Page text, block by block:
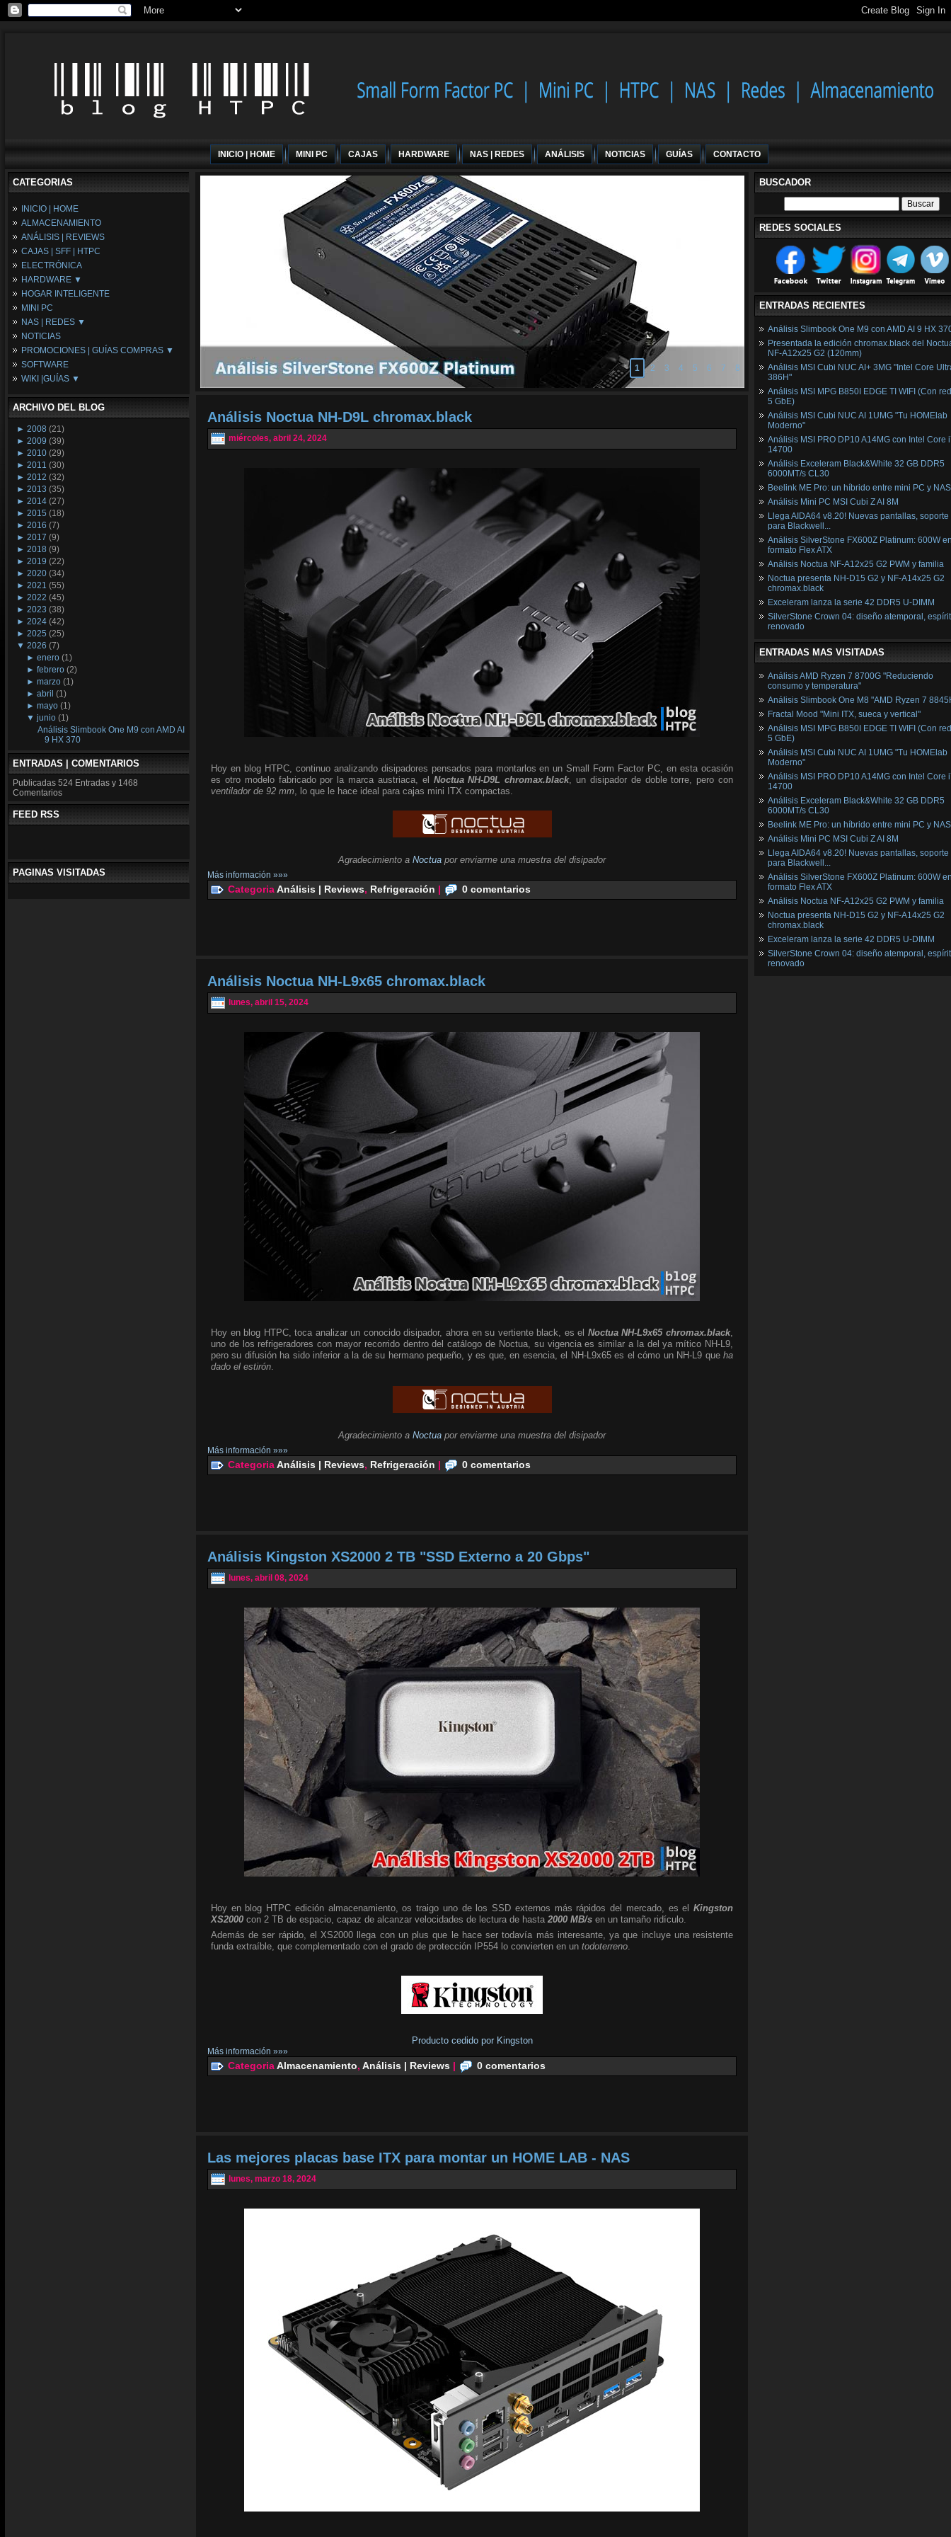
INICIO | HOME MINI PC CAJAS HARDWARE NAS | REDES ANÁLISIS NOTICIAS GUÍAS CONTACTO
CATEGORIAS
INICIO | HOME
ALMACENAMIENTO
ANÁLISIS | REVIEWS
CAJAS | SFF | HTPC
ELECTRÓNICA
HARDWARE ▼
Fuentes de Alimentación
Memória RAM
Placas Base
Procesadores
Periféricos
Refrigeración
Tarjetas Gráficas
HOGAR INTELIGENTE
MINI PC
NAS | REDES ▼
NAS
Espacio Synology
Redes
NOTICIAS
PROMOCIONES | GUÍAS COMPRAS ▼
Configuraciones Ordenadores
Guías de Compras
SOFTWARE
WIKI |GUÍAS ▼
Wikipedia
ARCHIVO DEL BLOG
► 2008 (21)
► 2009 (39)
► 2010 (29)
► 2011 (30)
► 2012 (32)
► 2013 (35)
► 2014 (27)
► 2015 (18)
► 2016 (7)
► 2017 (9)
► 2018 (9)
► 2019 (22)
► 2020 (34)
► 2021 (55)
► 2022 (45)
► 2023 (38)
► 2024 (42)
► 2025 (25)
▼ 2026 (7)
►enero (1)
►febrero (2)
►marzo (1)
►abril (1)
►mayo (1)
▼junio (1)
Análisis Slimbook One M9 con AMD AI
9 HX 370
ENTRADAS | COMENTARIOS
Publicadas 524 Entradas y 1468
Comentarios
FEED RSS
PAGINAS VISITADAS
1 2 3 4 5 6 7 8
Análisis Noctua NH-D9L chromax.black
miércoles, abril 24, 2024
Hoy en blog HTPC, continuo analizando disipadores pensados para montarlos en un Small Form Factor PC, en esta ocasión
es otro modelo fabricado por la marca austriaca, el Noctua NH-D9L chromax.black, un disipador de doble torre, pero con
ventilador de 92 mm , lo que le hace ideal para cajas mini ITX compactas.
Agradecimiento a Noctua por enviarme una muestra del disipador
Más información »»»
CategoriaAnálisis | Reviews, Refrigeración | 0 comentarios
Análisis Noctua NH-L9x65 chromax.black
lunes, abril 15, 2024
Hoy en blog HTPC, toca analizar un conocido disipador, ahora en su vertiente black, es el Noctua NH-L9x65 chromax.black,
uno de los refrigeradores con mayor recorrido dentro del catálogo de Noctua, su vigencia es similar a la del ya mítico NH-L9,
pero su difusión ha sido inferior a la de su hermano pequeño, y es que, en esencia, el NH-L9x65 es el cómo un NH-L9 que ha
dado el estirón
Agradecimiento a Noctua por enviarme una muestra del disipador
Más información »»»
CategoriaAnálisis | Reviews, Refrigeración | 0 comentarios
Análisis Kingston XS2000 2 TB "SSD Externo a 20 Gbps"
lunes, abril 08, 2024
Hoy en blog HTPC edición almacenamiento, os traigo uno de los SSD externos más rápidos del mercado, es el Kingston
XS2000 con 2 TB de espacio, capaz de alcanzar velocidades de lectura de hasta 2000 MB/s en un tamaño ridículo.
Además de ser rápido, el XS2000 llega con un plus que le hace ser todavía más interesante, ya que incluye una resistente
funda extraíble, que complementado con el grado de protección IP554 lo convierten en un todoterreno.
Producto cedido por Kingston
Más información »»»
CategoriaAlmacenamiento, Análisis | Reviews | 0 comentarios
Las mejores placas base ITX para montar un HOME LAB - NAS
lunes, marzo 18, 2024
BUSCADOR
REDES SOCIALES
ENTRADAS RECIENTES
Análisis Slimbook One M9 con AMD AI 9 HX
Presentada la edición chromax.black del
NF‑A12x25 G2 (120mm)
Análisis MSI Cubi NUC AI+ 3MG "Intel Core
386H"
Análisis MSI MPG B850I EDGE TI WIFI (Con
5 GbE)
Análisis MSI Cubi NUC AI 1UMG "Tu HOMElab
Moderno"
Análisis MSI PRO DP10 A14MG con Intel Core
14700
Análisis Exceleram Black&White 32 GB DDR5
6000MT/s CL30
Beelink ME Pro: un híbrido entre mini PC y NAS
Análisis Mini PC MSI Cubi Z AI 8M
Llega AIDA64 v8.20! Nuevas pantallas, soporte
para Blackwell...
Análisis SilverStone FX600Z Platinum: 600W
formato Flex ATX
Análisis Noctua NF-A12x25 G2 PWM y familia
Noctua presenta NH-D15 G2 y NF-A14x25 G2
chromax.black
Exceleram lanza la serie 42 DDR5 U-DIMM
SilverStone Crown 04: diseño atemporal,
renovado
ENTRADAS MAS VISITADAS
Análisis AMD Ryzen 7 8700G "Reduciendo
consumo y temperatura"
Análisis Slimbook One M8 "AMD Ryzen 7
Fractal Mood "Mini ITX, sueca y vertical"
Análisis MSI MPG B850I EDGE TI WIFI (Con
5 GbE)
Análisis MSI Cubi NUC AI 1UMG "Tu HOMElab
Moderno"
Análisis MSI PRO DP10 A14MG con Intel Core
14700
Análisis Exceleram Black&White 32 GB DDR5
6000MT/s CL30
Beelink ME Pro: un híbrido entre mini PC y NAS
Análisis Mini PC MSI Cubi Z AI 8M
Llega AIDA64 v8.20! Nuevas pantallas, soporte
para Blackwell...
Análisis SilverStone FX600Z Platinum: 600W
formato Flex ATX
Análisis Noctua NF-A12x25 G2 PWM y familia
Noctua presenta NH-D15 G2 y NF-A14x25 G2
chromax.black
Exceleram lanza la serie 42 DDR5 U-DIMM
SilverStone Crown 04: diseño atemporal,
renovado